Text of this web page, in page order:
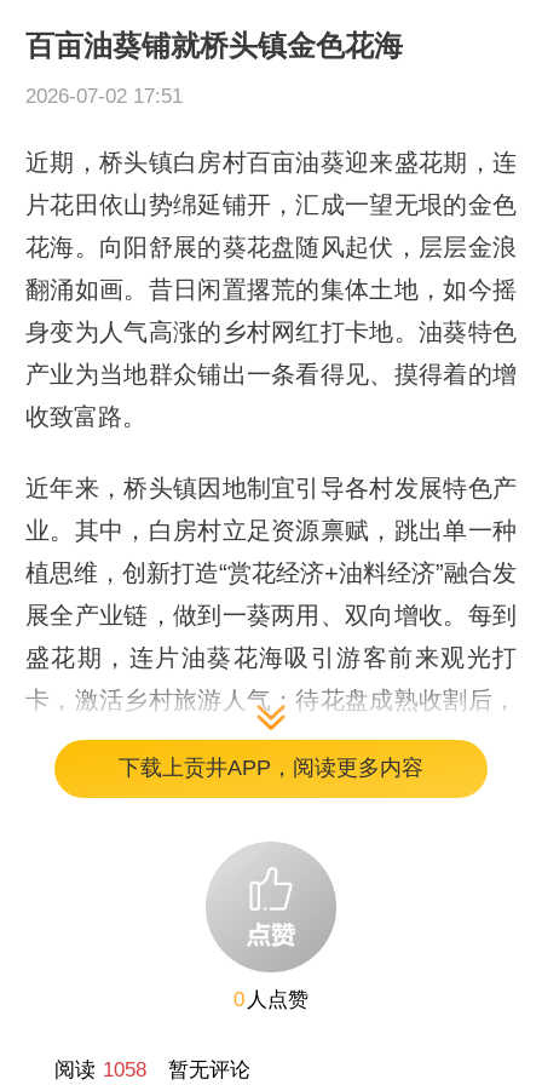
百亩油葵铺就桥头镇金色花海
2026-07-02 17:51
近期，桥头镇白房村百亩油葵迎来盛花期，连
片花田依山势绵延铺开，汇成一望无垠的金色
花海。向阳舒展的葵花盘随风起伏，层层金浪
翻涌如画。昔日闲置撂荒的集体土地，如今摇
身变为人气高涨的乡村网红打卡地。油葵特色
产业为当地群众铺出一条看得见、摸得着的增
收致富路。
近年来，桥头镇因地制宜引导各村发展特色产
业。其中，白房村立足资源禀赋，跳出单一种
植思维，创新打造“赏花经济+油料经济”融合发
展全产业链，做到一葵两用、双向增收。每到
盛花期，连片油葵花海吸引游客前来观光打
卡，激活乡村旅游人气；待花盘成熟收割后，
油葵籽经精深加工榨制优质葵花油，被村民亲
切称作“液体黄金”。当地产业链条不断延伸，
产业发展稳步推进，种植规模持续扩容。据村
干部介绍，白房村同步布局多元林下产业，发
展白芨、柑橘套种45亩；油葵产业从试点起
取葵花油1700斤，取得良好试点成效。今年油
下载上贡井APP，阅读更多内容
0 人点赞
阅读 1058 暂无评论